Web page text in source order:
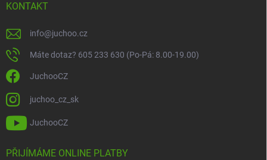
KONTAKT
info@juchoo.cz
Máte dotaz? 605 233 630 (Po-Pá: 8.00-19.00)
JuchooCZ
juchoo_cz_sk
JuchooCZ
PŘIJÍMÁME ONLINE PLATBY